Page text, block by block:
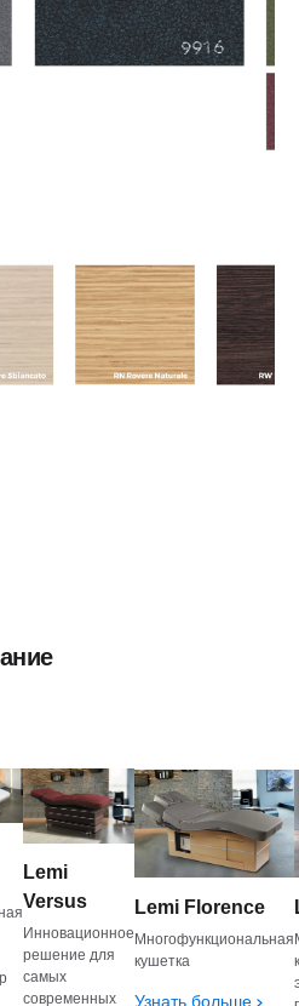
Lemi
Versus
Инновационное
решение для
самых
современных
Lemi Florence
Многофункциональная
кушетка
Узнать больше